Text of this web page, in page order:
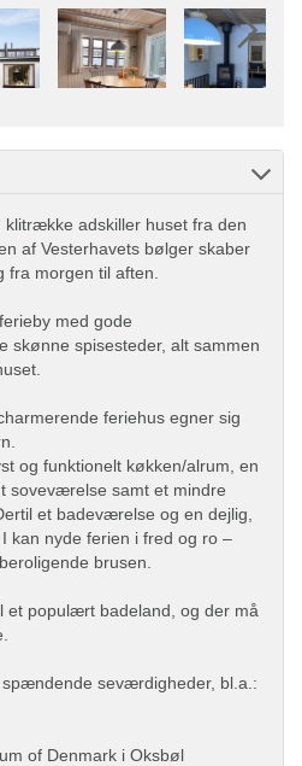
adskiller huset fra den
af Vesterhavets bølger skaber
fra morgen til aften.
med gode
skønne spisesteder, alt sammen
feriehus egner sig
og funktionelt køkken/alrum, en
soveværelse samt et mindre
et badeværelse og en dejlig,
kan nyde ferien i fred og ro –
brusen.
et populært badeland, og der må
seværdigheder, bl.a.:
of Denmark i Oksbøl